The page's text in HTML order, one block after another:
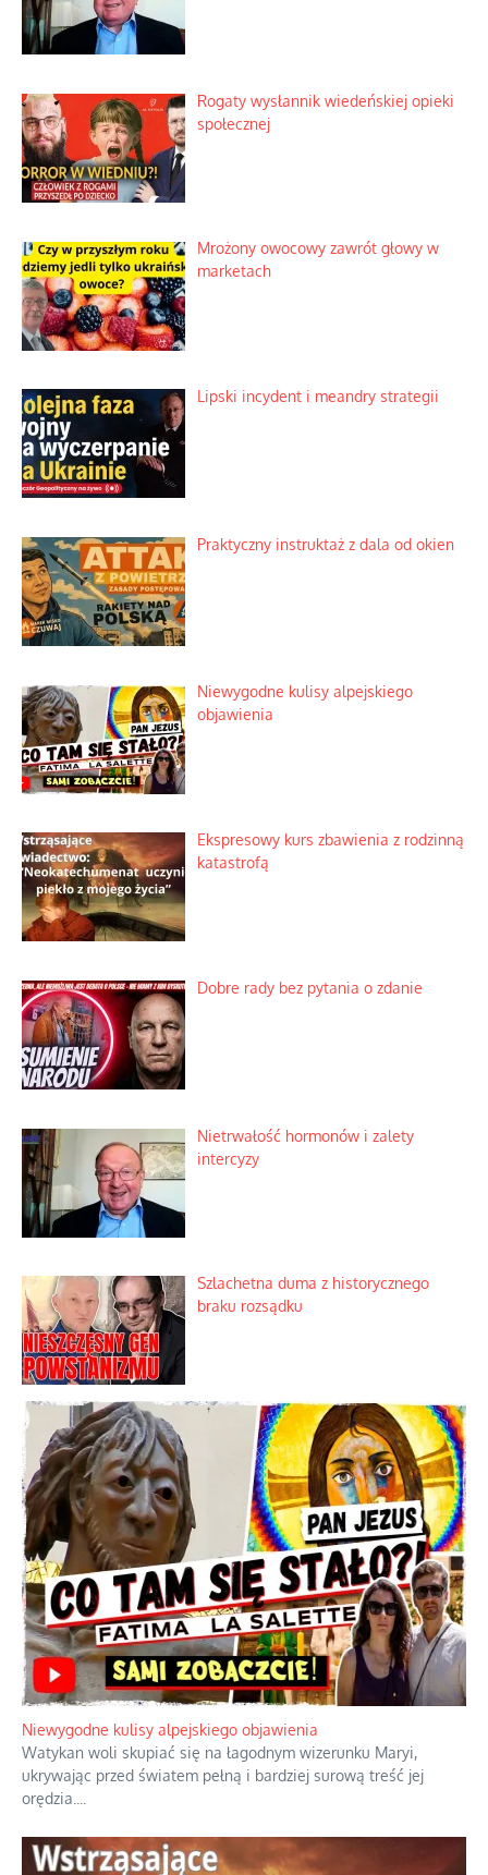
Rogaty wysłannik wiedeńskiej opieki
społecznej
Mrożony owocowy zawrót głowy w
marketach
Lipski incydent i meandry strategii
Praktyczny instruktaż z dala od okien
Niewygodne kulisy alpejskiego
objawienia
Ekspresowy kurs zbawienia z rodzinną
katastrofą
Dobre rady bez pytania o zdanie
Nietrwałość hormonów i zalety
intercyzy
Szlachetna duma z historycznego
braku rozsądku
Niewygodne kulisy alpejskiego objawienia
Watykan woli skupiać się na łagodnym wizerunku Maryi,
ukrywając przed światem pełną i bardziej surową treść jej
orędzia.